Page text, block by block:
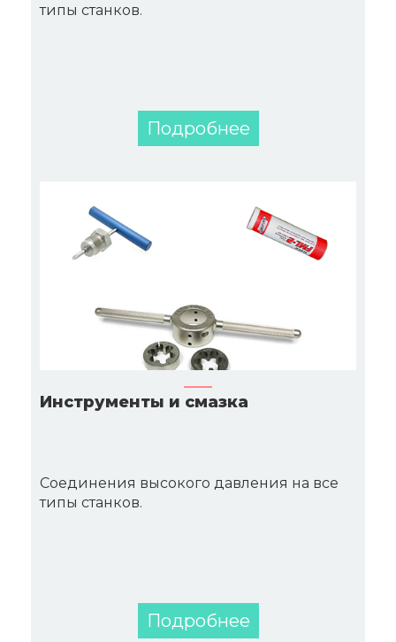
типы станков.
Подробнее
Инструменты и смазка
Соединения высокого давления на все
типы станков.
Подробнее